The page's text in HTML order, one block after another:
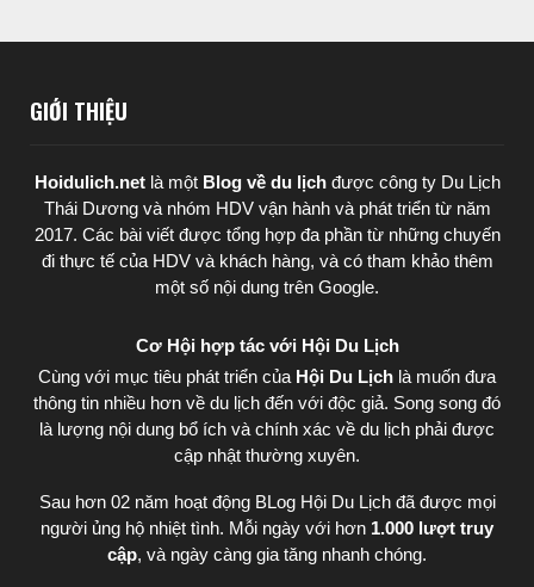
GIỚI THIỆU
Hoidulich.net là một Blog về du lịchđược công ty Du Lịch
Thái Dươngvà nhóm HDV vận hành và phát triển từ năm
2017. Các bài viết được tổng hợp đa phần từ những chuyến
đi thực tế của HDV và khách hàng, và có tham khảo thêm
một số nội dung trên Google.
Cơ Hội hợp tác với Hội Du Lịch
Cùng với mục tiêu phát triển của Hội Du Lịch là muốn đưa
thông tin nhiều hơn về du lịch đến với độc giả. Song song đó
là lượng nội dung bổ ích và chính xác về du lịch phải được
cập nhật thường xuyên.
Sau hơn 02 năm hoạt động BLog Hội Du Lịch đã được mọi
người ủng hộ nhiệt tình. Mỗi ngày với hơn 1.000 lượt truy
cập, và ngày càng gia tăng nhanh chóng.